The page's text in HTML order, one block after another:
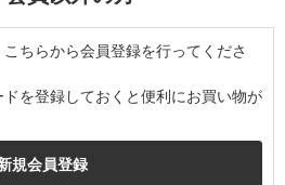
ちらから会員登録を行ってくださ
を登録しておくと便利にお買い物が